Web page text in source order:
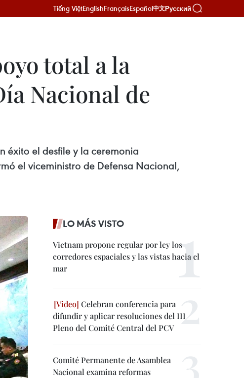
Tiếng ViệtEnglishFrançaisEspañol中文Русский
total a la
Nacional de
éxito el desfile y la ceremonia
el viceministro de Defensa Nacional,
LO MÁS VISTO
Vietnam propone regular por ley los
corredores espaciales y las vistas hacia el
mar
Celebran conferencia para
difundir y aplicar resoluciones del III
Pleno del Comité Central del PCV
Comité Permanente de Asamblea
Nacional examina reformas